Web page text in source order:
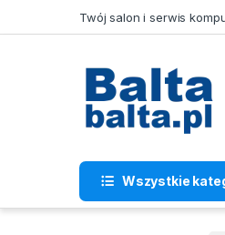
Skip to navigationTwój salon i serwis
Wszystkie